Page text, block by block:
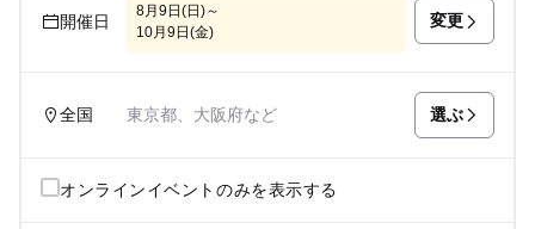
開催日
8月9日(日)～
10月9日(金)
変更
全国 東京都、大阪府など 選ぶ
オンラインイベントのみを表示する